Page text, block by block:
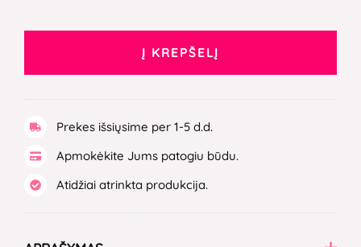
Į KREPŠELĮ
Prekes išsiųsime per 1-5 d.d.
Apmokėkite Jums patogiu būdu.
Atidžiai atrinkta produkcija.